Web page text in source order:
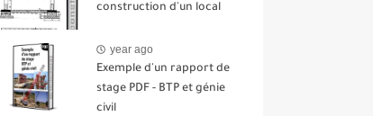
construction d'un local
year ago
Exemple d'un rapport de
stage PDF - BTP et génie
civil